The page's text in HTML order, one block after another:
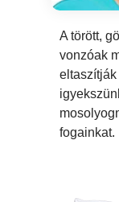
A törött,
vonzóak
eltaszítják
fogainkat.